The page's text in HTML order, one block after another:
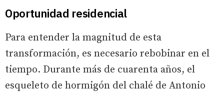
Oportunidad residencial
Para entender la magnitud de esta
transformación, es necesario rebobinar en el
tiempo. Durante más de cuarenta años, el
esqueleto de hormigón del chalé de Antonio